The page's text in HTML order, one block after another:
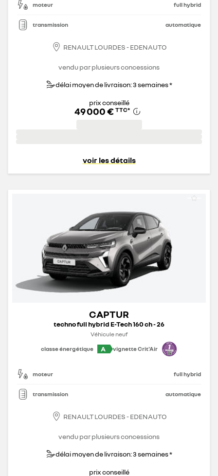
moteur full hybrid
transmission automatique
RENAULT LOURDES - EDENAUTO
vendu par plusieurs concessions
délai moyen de livraison: 3 semaines *
prix conseillé
49 000 € TTC*
voir les détails
CAPTUR
techno full hybrid E-Tech 160 ch - 26
Véhicule neuf
classe énergétique
A vignette Crit'Air
moteur full hybrid
transmission automatique
RENAULT LOURDES - EDENAUTO
vendu par plusieurs concessions
délai moyen de livraison: 3 semaines *
prix conseillé